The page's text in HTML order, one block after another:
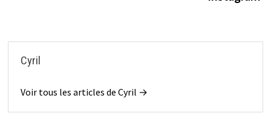
Cyril
Voir tous les articles de Cyril →